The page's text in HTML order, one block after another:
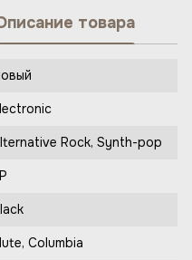
товара
Rock, Synth-pop
Columbia